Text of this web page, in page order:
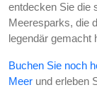
entdecken Sie die
Meeresparks, die
legendär gemacht
Buchen Sie noch
Meer und erleben